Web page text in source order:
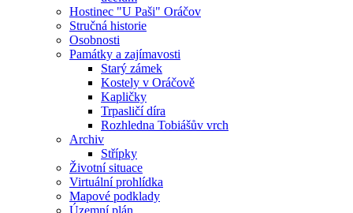
Hostinec "U Paši" Oráčov
Stručná historie
Osobnosti
Památky a zajímavosti
Starý zámek
Kostely v Oráčově
Kapličky
Trpasličí díra
Rozhledna Tobiášův vrch
Archiv
Střípky
Životní situace
Virtuální prohlídka
Mapové podklady
Územní plán